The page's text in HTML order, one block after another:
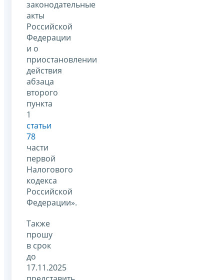
законодательные
акты
Российской
Федерации
и о
приостановлении
действия
абзаца
второго
пункта
1
статьи
78
части
первой
Налогового
кодекса
Российской
Федерации».
Также
прошу
в срок
до
17.11.2025